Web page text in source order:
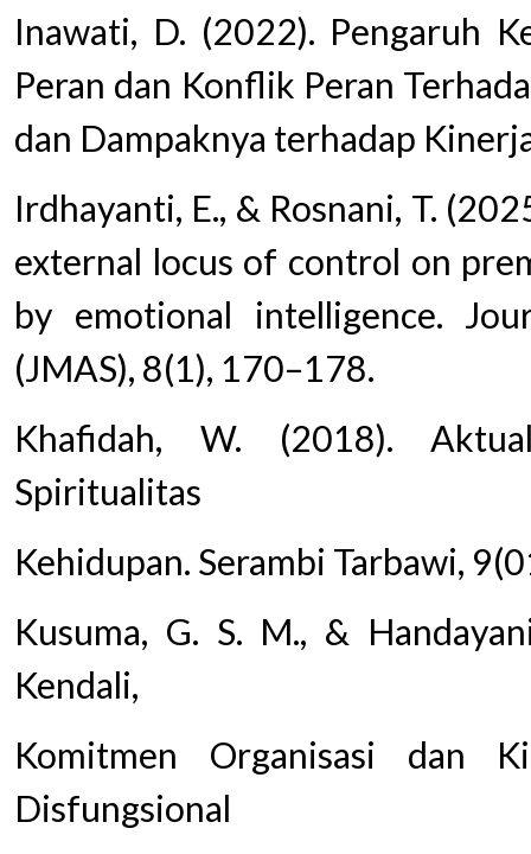
Inawati, D. (2022). Pengaruh
Peran dan Konflik Peran
dan Dampaknya terhadap
Irdhayanti, E., & Rosnani, T.
external locus of control on
by emotional intelligence.
(JMAS), 8(1), 170–178.
Khafidah, W. (2018).
Spiritualitas
Kehidupan. Serambi Tarbawi,
Kusuma, G. S. M., &
Kendali,
Komitmen Organisasi dan
Disfungsional